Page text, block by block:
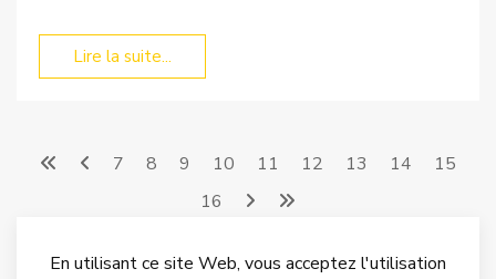
En utilisant ce site Web, vous acceptez l'utilisation
Lire la suite...
7 8 9 10 11 12 13 14
15
16